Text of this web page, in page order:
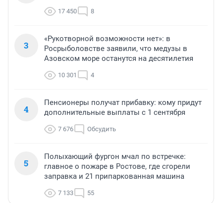
17 450 8
3
«Рукотворной возможности нет»: в
Росрыболовстве заявили, что медузы в
Азовском море останутся на десятилетия
10 301 4
4
Пенсионеры получат прибавку: кому придут
дополнительные выплаты с 1 сентября
7 676 Обсудить
5
Полыхающий фургон мчал по встречке:
главное о пожаре в Ростове, где сгорели
заправка и 21 припаркованная машина
7 133 55